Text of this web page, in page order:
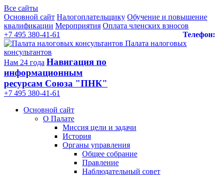
Все сайты
Основной сайт Налогоплательщику Обучение и повышение
квалификации Мероприятия Оплата членских взносов
Телефон:
+7 495 380-41-61
Палата налоговых
консультантов
Нам 24 года Навигация по
информационным
ресурсам Союза "ПНК"
+7 495 380‑41‑61
Основной сайт
О Палате
Миссия цели и задачи
История
Органы управления
Общее собрание
Правление
Наблюдательный совет